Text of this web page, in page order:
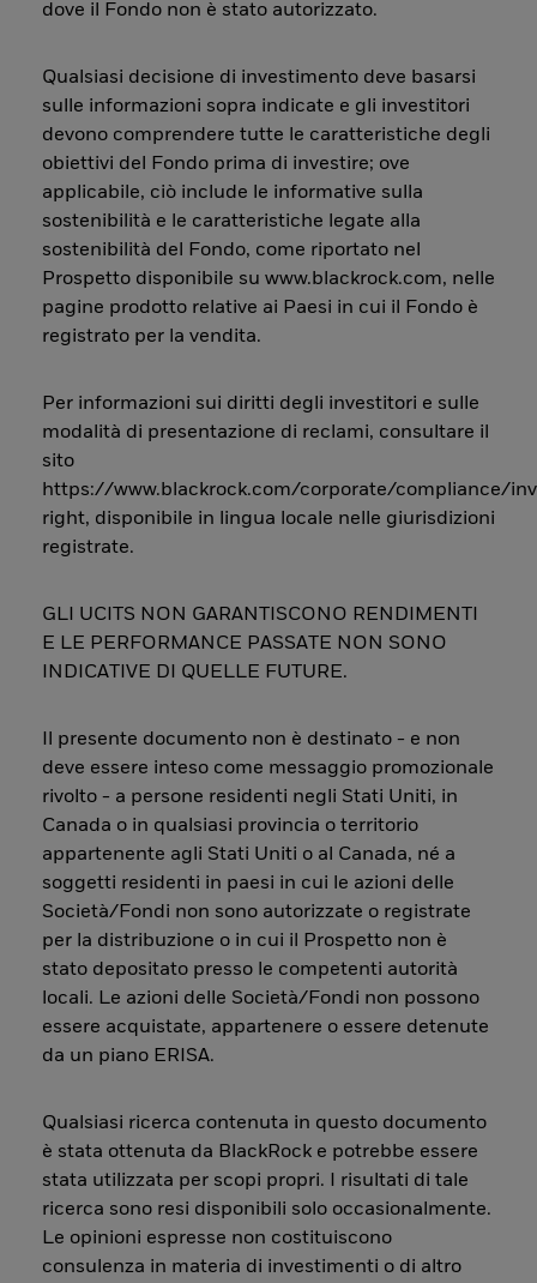
dove il Fondo non è stato autorizzato.
Qualsiasi decisione di investimento deve basarsi
sulle informazioni sopra indicate e gli investitori
devono comprendere tutte le caratteristiche degli
obiettivi del Fondo prima di investire; ove
applicabile, ciò include le informative sulla
sostenibilità e le caratteristiche legate alla
sostenibilità del Fondo, come riportato nel
Prospetto disponibile su www.blackrock.com, nelle
pagine prodotto relative ai Paesi in cui il Fondo è
registrato per la vendita.
Per informazioni sui diritti degli investitori e sulle
modalità di presentazione di reclami, consultare il
sito
https://www.blackrock.com/corporate/compliance/
right, disponibile in lingua locale nelle giurisdizioni
registrate.
GLI UCITS NON GARANTISCONO RENDIMENTI
E LE PERFORMANCE PASSATE NON SONO
INDICATIVE DI QUELLE FUTURE.
Il presente documento non è destinato - e non
deve essere inteso come messaggio promozionale
rivolto - a persone residenti negli Stati Uniti, in
Canada o in qualsiasi provincia o territorio
appartenente agli Stati Uniti o al Canada, né a
soggetti residenti in paesi in cui le azioni delle
Società/Fondi non sono autorizzate o registrate
per la distribuzione o in cui il Prospetto non è
stato depositato presso le competenti autorità
locali. Le azioni delle Società/Fondi non possono
essere acquistate, appartenere o essere detenute
da un piano ERISA.
Qualsiasi ricerca contenuta in questo documento
è stata ottenuta da BlackRock e potrebbe essere
stata utilizzata per scopi propri. I risultati di tale
ricerca sono resi disponibili solo occasionalmente.
Le opinioni espresse non costituiscono
consulenza in materia di investimenti o di altro